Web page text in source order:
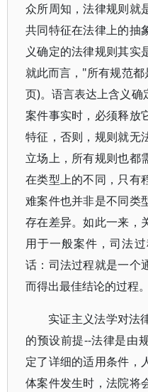
众所周知，法律规则就
共同特征在法律上的抽
义确定的法律规则其实
就此而言，"所有规范
页)。语言表达上含义确
案件事实时，必须释放
特征，否则，规则就无
立场上，所有规则也都
在类型上的不同，只有
难案件也并非是不同类
存在差异。如此一来，
用于一般案件，司法
话：司法过程就是一个
而得出最佳结论的过程
实证主义法学对法
的预设前提--法律是由
定了详细的适用条件，
体案件发生时，法院将